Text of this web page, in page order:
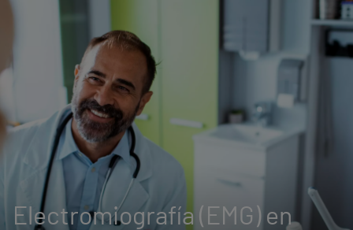
Equipo médico y asistencial
Información útil
Comunicación
Electromiografía (EMG) en